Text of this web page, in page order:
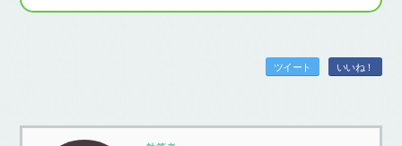
ツイート いいね！